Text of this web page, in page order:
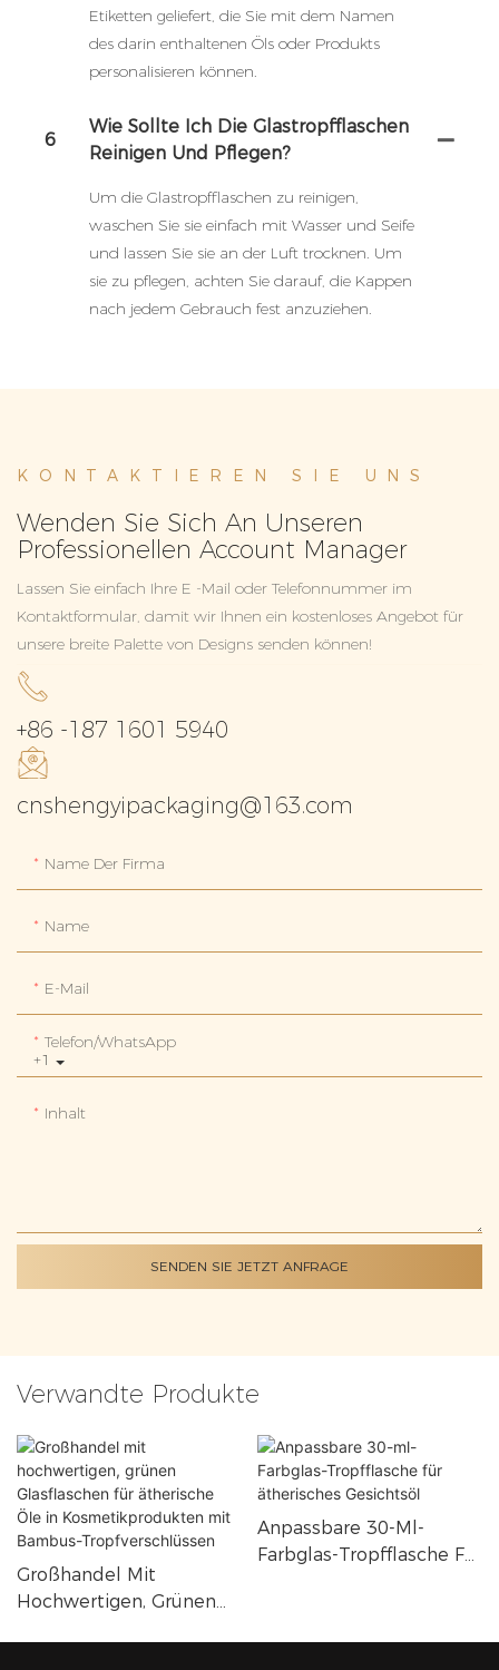
Etiketten geliefert, die Sie mit dem Namen
des darin enthaltenen Öls oder Produkts
personalisieren können.
6
Wie Sollte Ich Die Glastropfflaschen
Reinigen Und Pflegen?
Um die Glastropfflaschen zu reinigen,
waschen Sie sie einfach mit Wasser und Seife
und lassen Sie sie an der Luft trocknen. Um
sie zu pflegen, achten Sie darauf, die Kappen
nach jedem Gebrauch fest anzuziehen.
KONTAKTIEREN SIE UNS
Wenden Sie Sich An Unseren
Professionellen Account Manager
Lassen Sie einfach Ihre E -Mail oder Telefonnummer im
Kontaktformular, damit wir Ihnen ein kostenloses Angebot für
unsere breite Palette von Designs senden können!
+86 -187 1601 5940
cnshengyipackaging@163.com
Name Der Firma
Name
E-Mail
+1
Telefon/WhatsApp
Inhalt
SENDEN SIE JETZT ANFRAGE
Verwandte Produkte
Großhandel Mit
Hochwertigen, Grünen
Anpassbare 30-Ml-
Farbglas-Tropfflasche Für